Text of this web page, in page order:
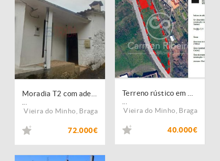
Vieira do Minho Braga
72.000€
Vieira do Minho Braga
40.000€